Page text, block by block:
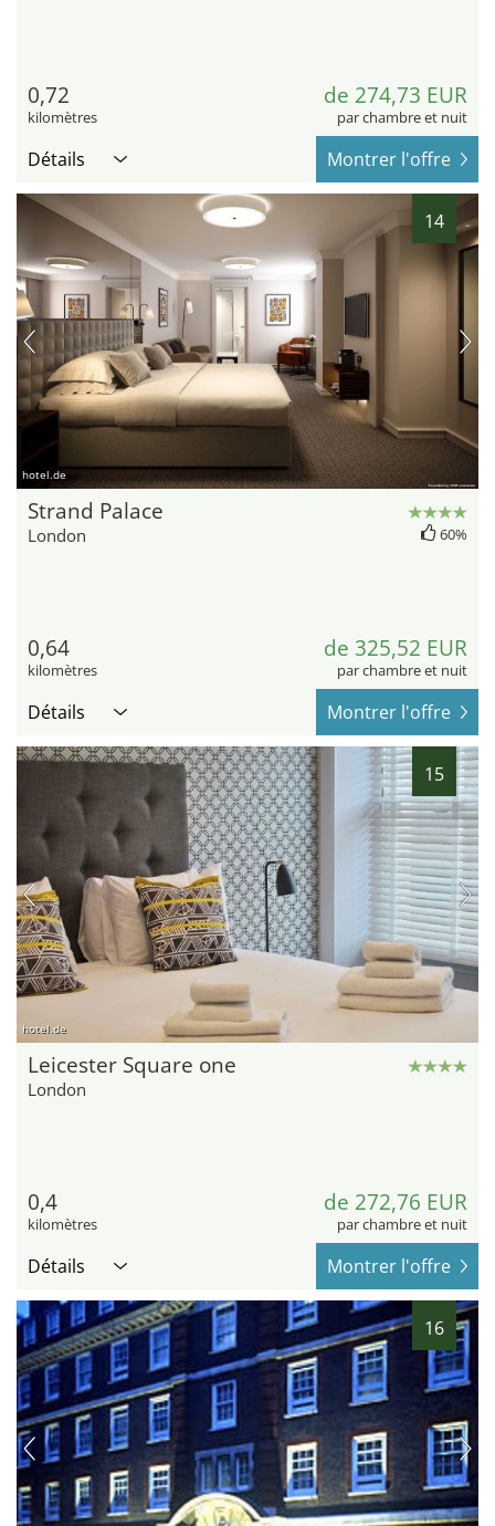
0,72
kilomètres
de 274,73 EUR
par chambre et nuit
Détails Montrer l'offre
14
hotel.de
Strand Palace
London 60%
0,64
kilomètres
de 325,52 EUR
par chambre et nuit
Détails Montrer l'offre
15
hotel.de
Leicester Square one
London
0,4
kilomètres
de 272,76 EUR
par chambre et nuit
Détails Montrer l'offre
16